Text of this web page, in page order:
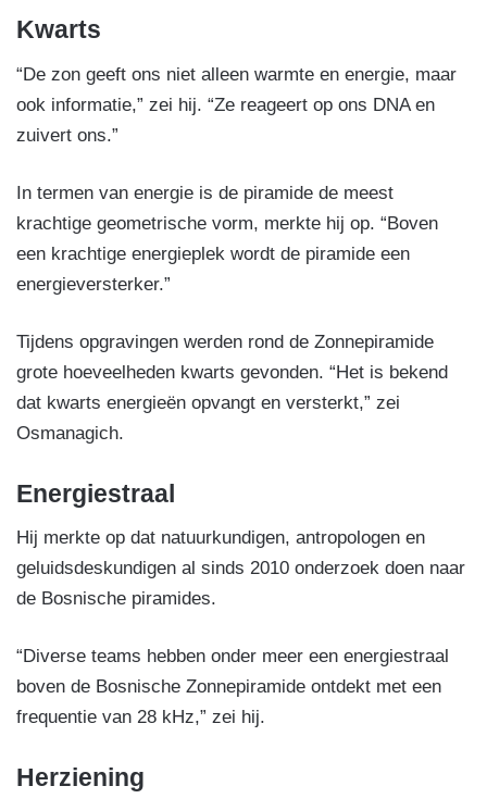
Kwarts
“De zon geeft ons niet alleen warmte en energie, maar
ook informatie,” zei hij. “Ze reageert op ons DNA en
zuivert ons.”
In termen van energie is de piramide de meest
krachtige geometrische vorm, merkte hij op. “Boven
een krachtige energieplek wordt de piramide een
energieversterker.”
Tijdens opgravingen werden rond de Zonnepiramide
grote hoeveelheden kwarts gevonden. “Het is bekend
dat kwarts energieën opvangt en versterkt,” zei
Osmanagich.
Energiestraal
Hij merkte op dat natuurkundigen, antropologen en
geluidsdeskundigen al sinds 2010 onderzoek doen naar
de Bosnische piramides.
“Diverse teams hebben onder meer een energiestraal
boven de Bosnische Zonnepiramide ontdekt met een
frequentie van 28 kHz,” zei hij.
Herziening